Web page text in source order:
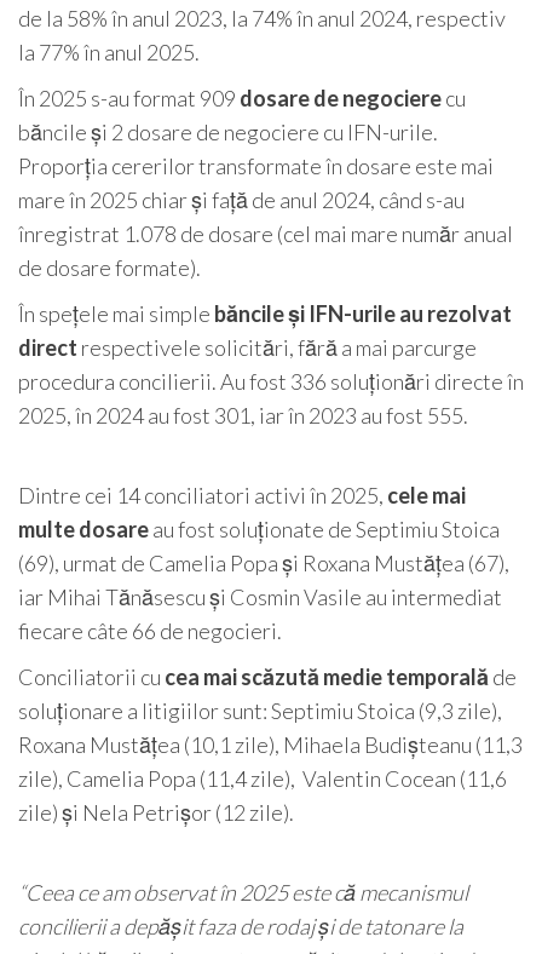
de la 58% în anul 2023, la 74% în anul 2024, respectiv
la 77% în anul 2025.
În 2025 s-au format 909 dosare de negocierecu
băncile și 2 dosare de negociere cu IFN-urile.
Proporția cererilor transformate în dosare este mai
mare în 2025 chiar și față de anul 2024, când s-au
înregistrat 1.078 de dosare (cel mai mare număr anual
de dosare formate).
În spețele mai simple băncile și IFN-urile au rezolvat
direct respectivele solicitări, fără a mai parcurge
procedura concilierii. Au fost 336 soluționări directe în
2025, în 2024 au fost 301, iar în 2023 au fost 555.
Dintre cei 14 conciliatori activi în 2025, cele mai
multe dosareau fost soluționate de Septimiu Stoica
(69), urmat de Camelia Popa și Roxana Mustățea (67),
iar Mihai Tănăsescu și Cosmin Vasile au intermediat
fiecare câte 66 de negocieri.
Conciliatorii cu cea mai scăzută medie temporalăde
soluționare a litigiilor sunt: Septimiu Stoica (9,3 zile),
Roxana Mustățea (10,1 zile), Mihaela Budișteanu (11,3
zile), Camelia Popa (11,4 zile), Valentin Cocean (11,6
zile) și Nela Petrișor (12 zile).
“Ceea ce am observat în 2025 este că mecanismul
concilierii a depășit faza de rodaj și de tatonare la